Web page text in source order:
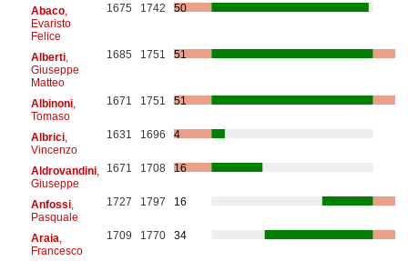
Abaco,
Evaristo
Felice
1675 1742 50
Alberti,
Giuseppe
Matteo
1685 1751 51
Albinoni,
Tomaso
1671 1751 51
Albrici,
Vincenzo
1631 1696 4
Aldrovandini,
Giuseppe
1671 1708 16
Anfossi,
Pasquale
1727 1797 16
Araia
Francesco
1709 1770 34